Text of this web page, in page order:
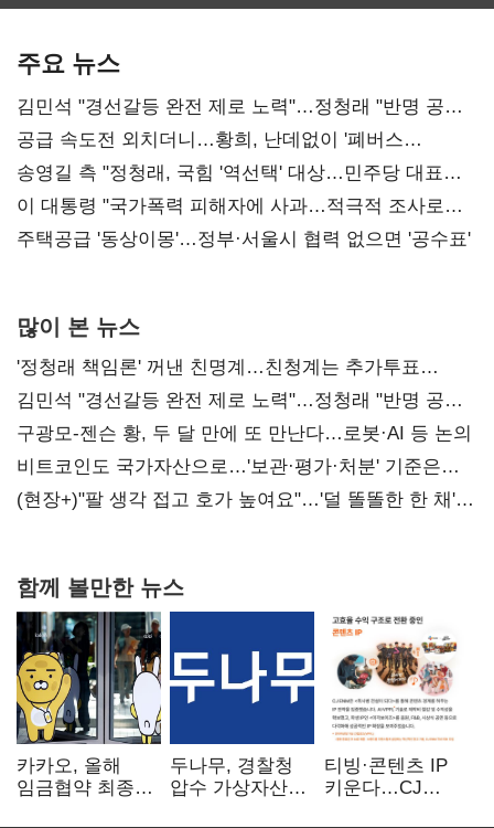
주요 뉴스
김민석 "경선갈등 완전 제로 노력"…정청래 "반명 공세
사과부터"
공급 속도전 외치더니…황희, 난데없이 '폐버스
리모델링' 제안
송영길 측 "정청래, 국힘 '역선택' 대상…민주당 대표로
총선 지휘 못해"
이 대통령 "국가폭력 피해자에 사과…적극적 조사로
진실 밝혀야"
주택공급 '동상이몽'…정부·서울시 협력 없으면 '공수표'
많이 본 뉴스
'정청래 책임론' 꺼낸 친명계…친청계는 추가투표
때리기
김민석 "경선갈등 완전 제로 노력"…정청래 "반명 공세
사과부터"
구광모-젠슨 황, 두 달 만에 또 만난다…로봇·AI 등 논의
비트코인도 국가자산으로…'보관·평가·처분' 기준은
숙제
(현장+)"팔 생각 접고 호가 높여요"…'덜 똘똘한 한 채'
함께 볼만한 뉴스
카카오, 올해
임금협약 최종
두나무, 경찰청
압수 가상자산
티빙·콘텐츠 IP
키운다…CJ